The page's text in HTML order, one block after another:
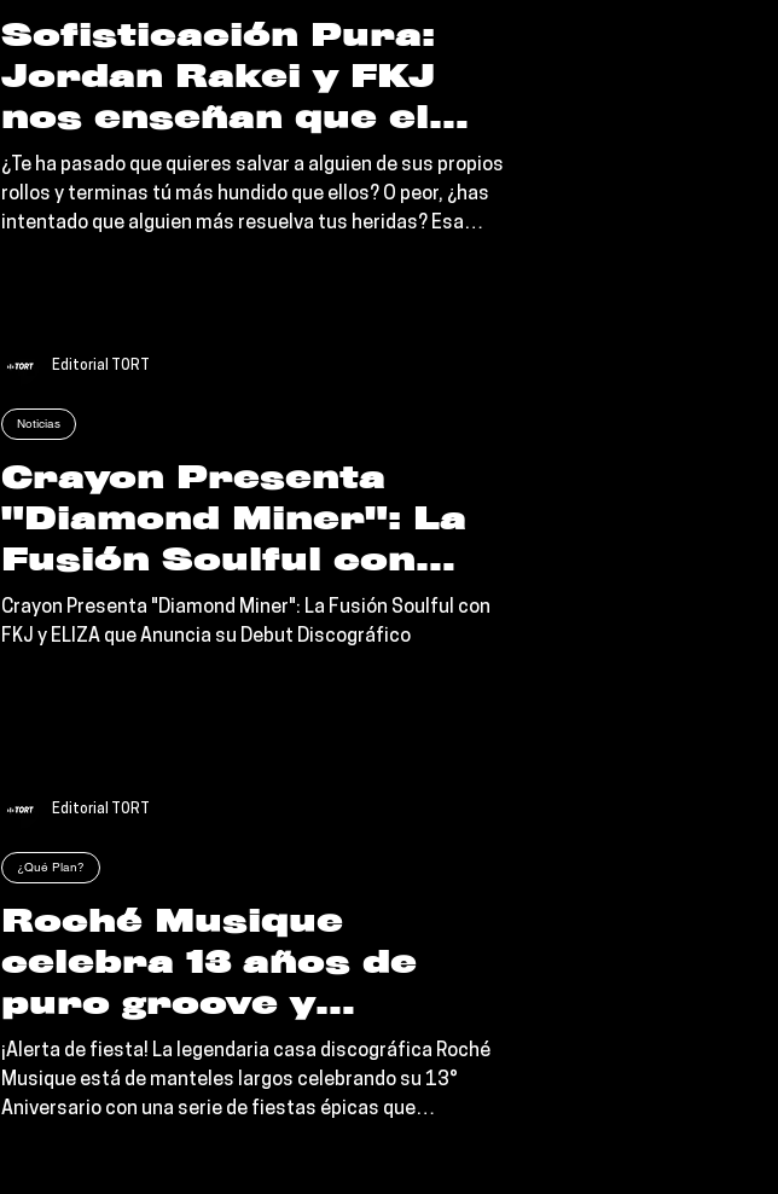
Sofisticación Pura:
Jordan Rakei y FKJ
nos enseñan que el
amor propio empieza
por hacerse cargo de
sus propios
¿Te ha pasado que quieres salvar a alguien de sus propios
rollos y terminas tú más hundido que ellos? O peor, ¿has
intentado que alguien más resuelva tus heridas? Esa
Crayon Presenta
"Diamond Miner": La
Fusión Soulful con
FKJ y ELIZA que
Anuncia su Debut
Crayon Presenta "Diamond Miner": La Fusión Soulful con
FKJ y ELIZA que Anuncia su Debut Discográfico
Noticias
Editorial TORT
Roché Musique
celebra 13 años de
puro groove y
aterriza en CDMX con
un cartel de ensueño
con FKJ, Darius,
¡Alerta de fiesta! La legendaria casa discográfica Roché
Musique está de manteles largos celebrando su 13°
Aniversario con una serie de fiestas épicas que
¿Qué Plan?
Editorial TORT